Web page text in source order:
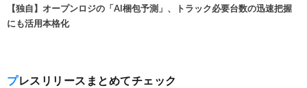
【独自】オープンロジの「AI梱包予測」、トラック必要台数の迅速把握
にも活用本格化
プレスリリースまとめてチェック